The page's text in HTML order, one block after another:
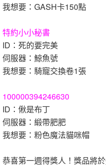
我想要：GASH卡150點
特約小小秘書
ID：死的要完美
伺服器：鯨魚號
我想要：騎寵交換卷1張
100000394246630
ID：偢是布丁
伺服器：緞帶肥肥
我想要：粉色魔法貓咪帽
恭喜第一週得獎人！獎品將